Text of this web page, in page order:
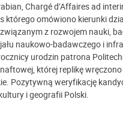
Chargé d’Affaires ad
którego omówiono kierunki
z rozwojem nauki,
naukowo-badawczego i
urodzin patrona
której replikę
Pozytywną weryfikację
i geografii Polski.